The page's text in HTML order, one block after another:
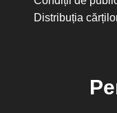
Distribuția